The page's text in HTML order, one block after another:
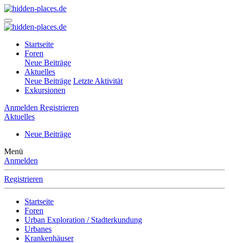
Startseite
Foren
Neue Beiträge
Aktuelles
Neue Beiträge Letzte Aktivität
Exkursionen
Anmelden Registrieren
Aktuelles
Neue Beiträge
Menü
Anmelden
Registrieren
Startseite
Foren
Urban Exploration / Stadterkundung
Urbanes
Krankenhäuser